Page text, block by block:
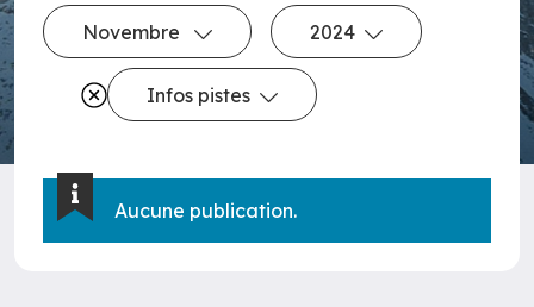
Novembre 2024
Infos pistes
Aucune publication.